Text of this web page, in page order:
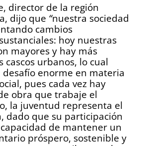
director de la región
dijo que “nuestra sociedad
cambios
hoy nuestras
mayores y hay más
cascos urbanos, lo cual
enorme en materia
pues cada vez hay
obra que trabaje el
la juventud representa el
dado que su participación
de mantener un
próspero, sostenible y